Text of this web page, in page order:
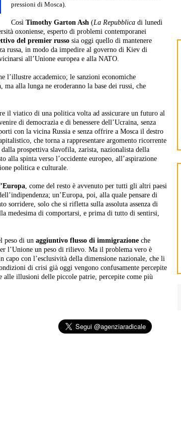
pressioni di Mosca).
Così Timothy Garton Ash (La Repubblica di lunedì
oxoniense, esperto di problemi contemporanei
del premier russo sia oggi quello di mantenere
russa, in modo da impedire al governo di Kiev di
all’Unione europea e alla NATO.
l’illustre accademico; le sanzioni economiche
ma alla lunga ne eroderanno la base dei russi, che
il viatico di una politica volta ad assicurare un futuro al
di democrazia e di benessere dell’Ucraina, senza
con la vicina Russia e senza offrire a Mosca il destro
che torna a rappresentare argomento ricorrente
prospettiva slavofila, zarista, nazionalista della
alla spinta verso l’occidente europeo, all’aspirazione
politica e culturale.
, come del resto è avvenuto per tutti gli altri paesi
un’Europa, poi, alla quale pensare di
sorridere, solo che si rifletta sulla assoluta assenza di
medesima di comportarsi, e prima di tutto di sentirsi,
peso di un aggiuntivo flusso di immigrazione che
l’Unione un peso di rilievo. Ma il problema vero è
capo con l’esclusività della dimensione nazionale, che li
di crisi già oggi vengono confusamente percepite
alle illusioni delle piccole patrie, percepite come più